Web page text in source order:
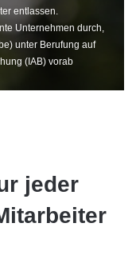
entlassen.
Unternehmen durch,
unter Berufung auf
(IAB) vorab
jeder